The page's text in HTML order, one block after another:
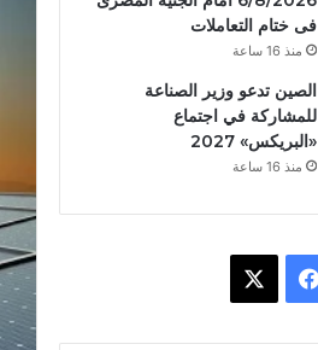
فى ختام التعاملات
منذ 16 ساعة
الصين تدعو وزير الصناعة
للمشاركة في اجتماع
«البريكس» 2027
منذ 16 ساعة
فيسبوك